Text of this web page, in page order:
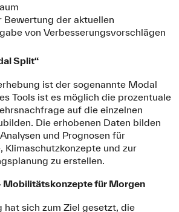
Bewertung der aktuellen
von Verbesserungsvorschlägen
Split“
ist der sogenannte Modal
Tools ist es möglich die prozentuale
auf die einzelnen
Die erhobenen Daten bilden
und Prognosen für
Klimaschutzkonzepte und zur
zu erstellen.
Mobilitätskonzepte für Morgen
hat sich zum Ziel gesetzt, die